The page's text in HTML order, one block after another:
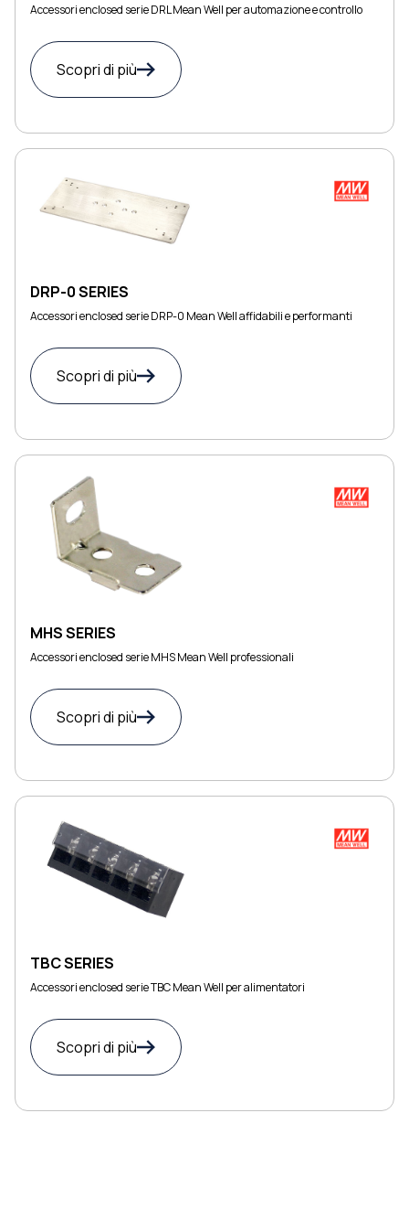
Accessori enclosed serie DRL Mean Well per automazione e controllo
Scopri di più
DRP-0 SERIES
Accessori enclosed serie DRP-0 Mean Well affidabili e performanti
Scopri di più
MHS SERIES
Accessori enclosed serie MHS Mean Well professionali
Scopri di più
TBC SERIES
Accessori enclosed serie TBC Mean Well per alimentatori
Scopri di più